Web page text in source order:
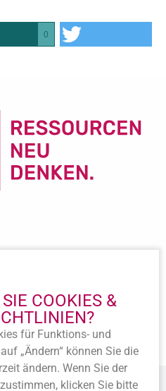
COOKIES &
für Funktions- und
„Ändern“ können Sie die
ändern. Wenn Sie der
klicken Sie bitte
0